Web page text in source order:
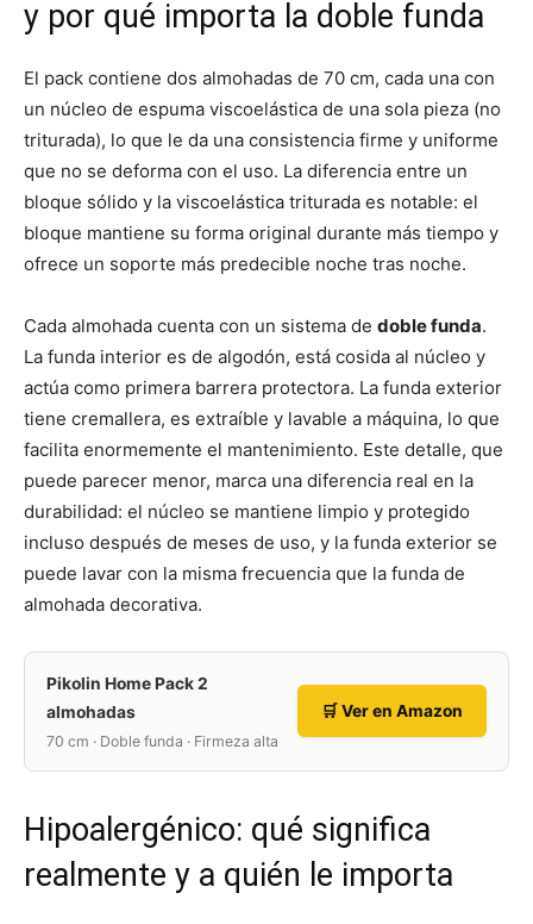
y por qué importa la doble funda
El pack contiene dos almohadas de 70 cm, cada una con
un núcleo de espuma viscoelástica de una sola pieza (no
triturada), lo que le da una consistencia firme y uniforme
que no se deforma con el uso. La diferencia entre un
bloque sólido y la viscoelástica triturada es notable: el
bloque mantiene su forma original durante más tiempo y
ofrece un soporte más predecible noche tras noche.
Cada almohada cuenta con un sistema de doble funda.
La funda interior es de algodón, está cosida al núcleo y
actúa como primera barrera protectora. La funda exterior
tiene cremallera, es extraíble y lavable a máquina, lo que
facilita enormemente el mantenimiento. Este detalle, que
puede parecer menor, marca una diferencia real en la
durabilidad: el núcleo se mantiene limpio y protegido
incluso después de meses de uso, y la funda exterior se
puede lavar con la misma frecuencia que la funda de
almohada decorativa.
Pikolin Home Pack 2
almohadas
70 cm · Doble funda · Firmeza alta
🛒 Ver en Amazon
Hipoalergénico: qué significa
realmente y a quién le importa